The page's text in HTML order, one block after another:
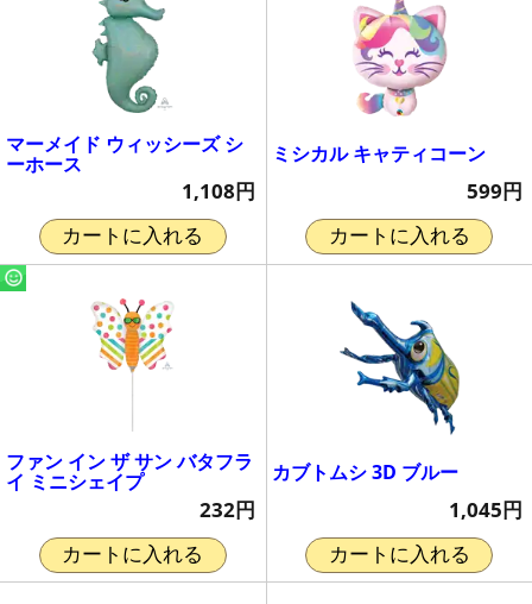
マーメイド ウィッシーズ シ
ーホース
1,108円
カートに入れる
ミシカル キャティコーン
599円
カートに入れる
ファン イン ザ サン バタフラ
イ ミニシェイプ
232円
カートに入れる
カブトムシ 3D ブルー
1,045円
カートに入れる